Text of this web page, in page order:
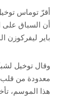
باير ليفركوزن المتصدر بفارق 13 نقطة عن
وقال توخيل
هذا الموسم، تأخره